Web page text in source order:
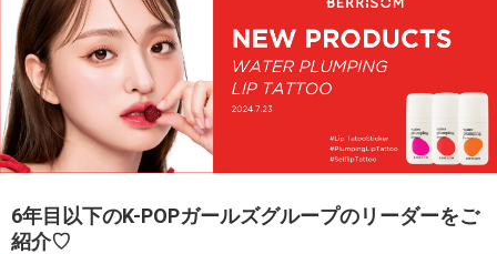
6年目以下のK-POPガールズグループのリーダーをご
紹介♡